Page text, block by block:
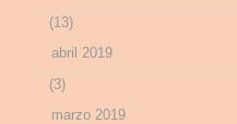
(13)
abril 2019
(3)
marzo 2019